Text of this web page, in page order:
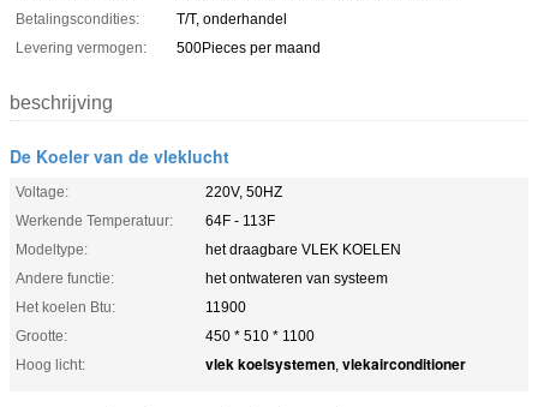
Betalingscondities:
T/T, onderhandel
Levering vermogen:
500Pieces per maand
beschrijving
De Koeler van de vleklucht
Voltage:
220V, 50HZ
Werkende Temperatuur:
64F - 113F
Modeltype:
het draagbare VLEK KOELEN
Andere functie:
het ontwateren van systeem
Het koelen Btu:
11900
Grootte:
450 * 510 * 1100
Hoog licht:
vlek koelsystemen, vlekairconditioner